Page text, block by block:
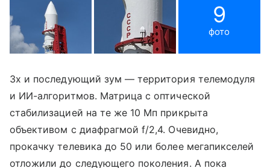
9
фото
3x и последующий зум — территория телемодуля
и ИИ-алгоритмов. Матрица с оптической
стабилизацией на те же 10 Мп прикрыта
объективом с диафрагмой f/2,4. Очевидно,
прокачку телевика до 50 или более мегапикселей
отложили до следующего поколения. А пока